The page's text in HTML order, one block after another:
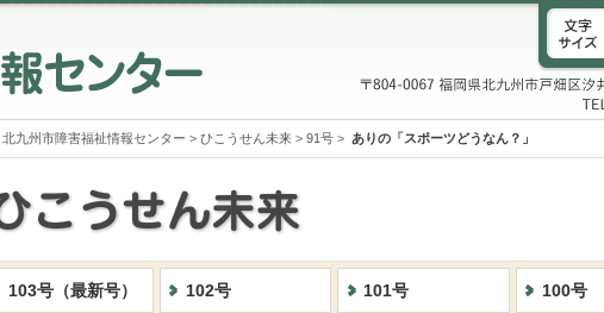
北九州市障害福祉情報センター > ひこうせん未来> 91号> ありの「スポーツどうなん？」
103号（最新号） 102号 101号 100号